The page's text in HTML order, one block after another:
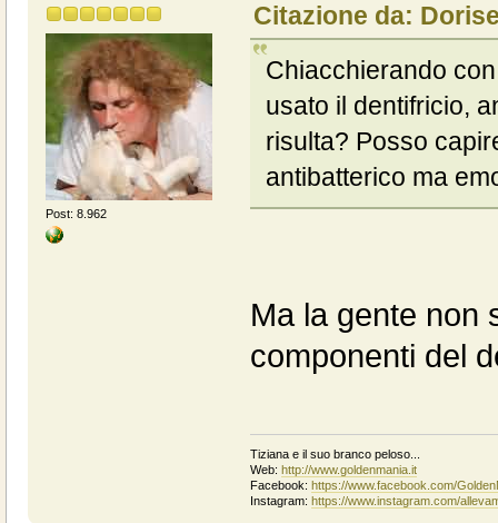
Post: 8.962
Citazione da:
Chiacchierando
usato il dentifricio,
risulta? Posso
antibatterico ma
Ma la gente non
componenti del
Tiziana e il suo branco peloso...
Web: http://www.goldenmania.it
Facebook: https://www.facebook.com/
Instagram: https://www.instagram.com/